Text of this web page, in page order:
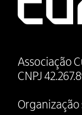
Associação
CNPJ
Organização